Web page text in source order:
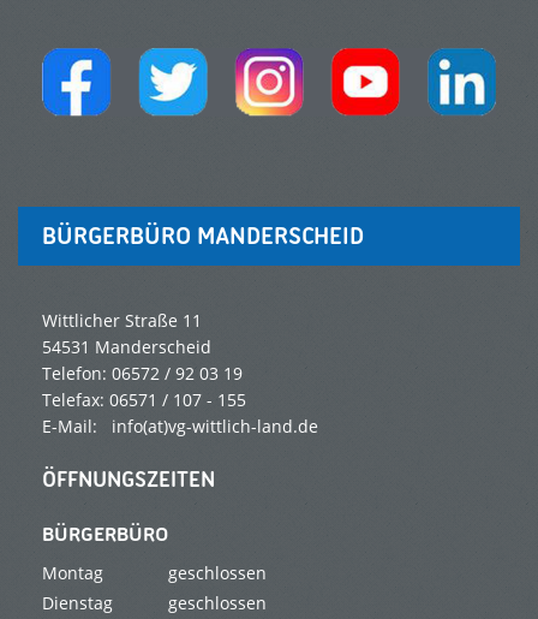
BÜRGERBÜRO MANDERSCHEID
Wittlicher Straße 11
54531 Manderscheid
Telefon: 06572 / 92 03 19
Telefax: 06571 / 107 - 155
E-Mail: info(at)vg-wittlich-land.de
ÖFFNUNGSZEITEN
BÜRGERBÜRO
Montag
geschlossen
Dienstag
geschlossen